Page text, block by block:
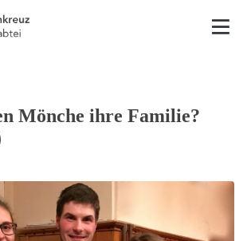
Mönche ihre Familie?